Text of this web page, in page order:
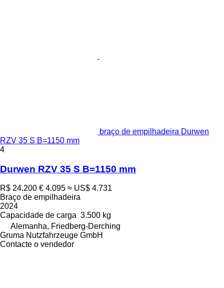
braço de empilhadeira Durwen
RZV 35 S B=1150 mm
4
Durwen RZV 35 S B=1150 mm
R$ 24.200 € 4.095 ≈ US$ 4.731
Braço de empilhadeira
2024
Capacidade de carga 3.500 kg
Alemanha, Friedberg-Derching
Gruma Nutzfahrzeuge GmbH
Contacte o vendedor